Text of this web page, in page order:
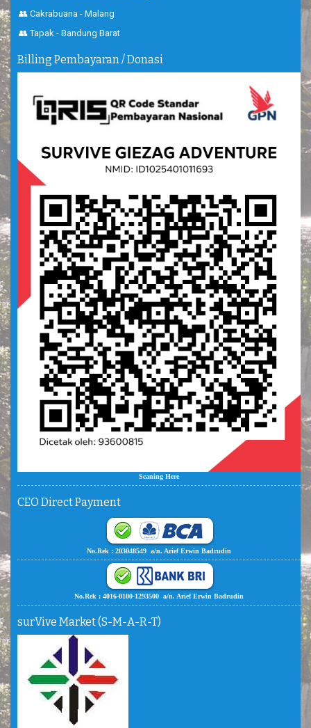
👥 Cakrabuana - Malang
👥 Tapak - Bandung Barat
Billing Pembayaran / Donasi
Scaning Here
CEO Direct Payment
No.Rek : 203048549 a/n. Arief Erwin Badrudin
No.Rek : 4016-0100-1293500 a/n. Arief Erwin Badrudin
surVive Market (S-M-A-R-T)